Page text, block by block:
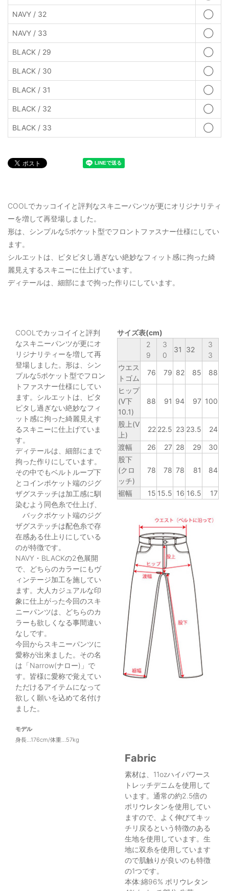
NAVY / 32 ◯
NAVY / 33 ◯
BLACK / 29 ◯
BLACK / 30 ◯
BLACK / 31 ◯
BLACK / 32 ◯
BLACK / 33 ◯
COOLでカッコイイと評判なスキニーパンツが更にオリジナリティ
ーを増して再登場しました。
形は、シンプルな5ポケット型でフロントファスナー仕様にしてい
ます。
シルエットは、ピタピタし過ぎない絶妙なフィット感に拘った綺
麗見えするスキニーに仕上げています。
ディテールは、細部にまで拘った作りにしています。
COOLでカッコイイと評判
なスキニーパンツが更にオ
リジナリティーを増して再
登場しました。形は、シン
プルな5ポケット型でフロン
トファスナー仕様にしてい
ます。シルエットは、ピタ
ピタし過ぎない絶妙なフィ
ット感に拘った綺麗見えす
るスキニーに仕上げていま
す。
ディテールは、細部にまで
拘った作りにしています。
その中でもベルトループ下
とコインポケット端のジグ
ザグステッチは加工感に馴
染むよう同色糸で仕上げ、
バックポケット端のジグ
ザグステッチは配色糸で存
在感ある仕上りにしている
のが特徴です。
NAVY・BLACKの2色展開
で、どちらのカラーにもヴ
ィンテージ加工を施してい
ます。大人カジュアルな印
象に仕上がった今回のスキ
ニーパンツは、どちらのカ
ラーも欲しくなる事間違い
なしです。
今回からスキニーパンツに
愛称が出来ました。その名
は「Narrow(ナロー)」で
す。皆様に愛称で覚えてい
ただけるアイテムになって
欲しく願いを込めて名付け
ました。
モデル
身長…176cm/体重…57kg
サイズ表(cm)
2
9
3
0
31 32
3
3
ウエス
トゴム
76 79 82 85 88
ヒップ
(V下
10.1)
88 91 94 97 100
股上(V
上)
22 22.5 23 23.5 24
渡幅 26 27 28 29
30
股下
(クロ
ッチ)
78 78 78 81 84
裾幅 15 15.5 16 16.5 17
Fabric
素材は、11ozハイパワース
トレッチデニムを使用して
います。通常の約2.5倍の
ポリウレタンを使用してい
ますので、よく伸びてキッ
チリ戻るという特徴のある
生地を使用しています。生
地に双糸を使用しています
ので肌触りが良いのも特徴
の1つです。
本体:綿96% ポリウレタン